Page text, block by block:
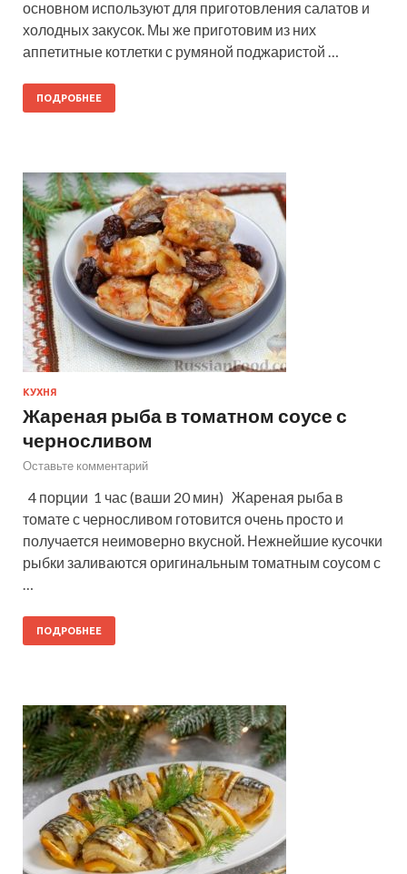
основном используют для приготовления салатов и
холодных закусок. Мы же приготовим из них
аппетитные котлетки с румяной поджаристой …
ПОДРОБНЕЕ
КУХНЯ
Жареная рыба в томатном соусе с
черносливом
Оставьте комментарий
4 порции 1 час (ваши 20 мин) Жареная рыба в
томате с черносливом готовится очень просто и
получается неимоверно вкусной. Нежнейшие кусочки
рыбки заливаются оригинальным томатным соусом с
…
ПОДРОБНЕЕ